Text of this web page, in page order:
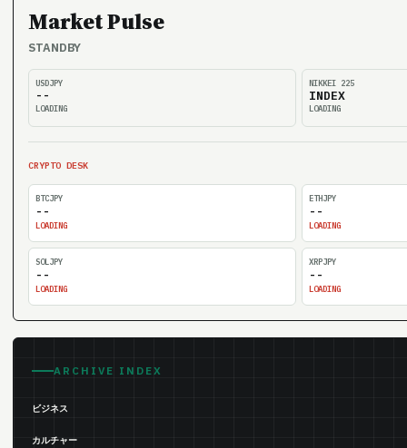
Market Pulse
STANDBY
USDJPY
--
LOADING
NIKKEI 225
INDEX
LOADING
CRYPTO DESK
BTCJPY
--
LOADING
ETHJPY
--
LOADING
SOLJPY
--
LOADING
XRPJPY
--
LOADING
ARCHIVE INDEX
ビジネス
カルチャー